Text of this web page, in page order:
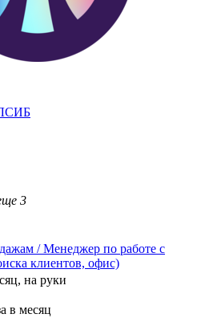
3
/ Менеджер по работе с
клиентов, офис)
на руки
в месяц